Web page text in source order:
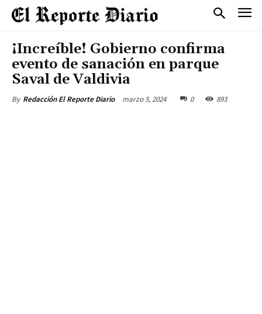
¡Increíble! Gobierno confirma
evento de sanación en parque
Saval de Valdivia
By Redacción El Reporte Diario marzo 5, 2024 0 893